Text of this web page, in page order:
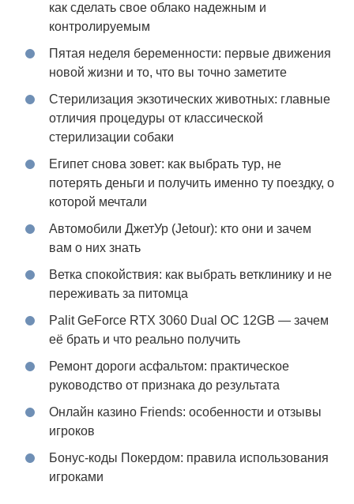
как сделать свое облако надежным и
контролируемым
Пятая неделя беременности: первые движения
новой жизни и то, что вы точно заметите
Стерилизация экзотических животных: главные
отличия процедуры от классической
стерилизации собаки
Египет снова зовет: как выбрать тур, не
потерять деньги и получить именно ту поездку, о
которой мечтали
Автомобили ДжетУр (Jetour): кто они и зачем
вам о них знать
Ветка спокойствия: как выбрать ветклинику и не
переживать за питомца
Palit GeForce RTX 3060 Dual OC 12GB — зачем
её брать и что реально получить
Ремонт дороги асфальтом: практическое
руководство от признака до результата
Онлайн казино Friends: особенности и отзывы
игроков
Бонус-коды Покердом: правила использования
игроками